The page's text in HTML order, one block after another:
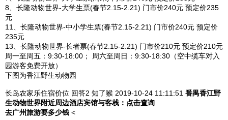
8、长隆动物世界-大学生票(春节2.15-2.21) 门市价240元 预定价235
元
11、长隆动物世界-中小学生票(春节2.15-2.21) 门市价240元 预定价
235元
13、长隆动物世界-长者票(春节2.15-2.21) 门市价210元 预定价210元
周一至周五：9:30-18:00； 周六至周日：9:30-18:30（空中缆车对入
园游客免费开放）
下图为香江野生动物园
长岛农家乐住宿价位 回答2 知了猴 2019-10-24 11:11:51 番禺香江野
生动物世界附近周边酒店宾馆与客栈： 点击查询
去广州旅游要多少钱 <